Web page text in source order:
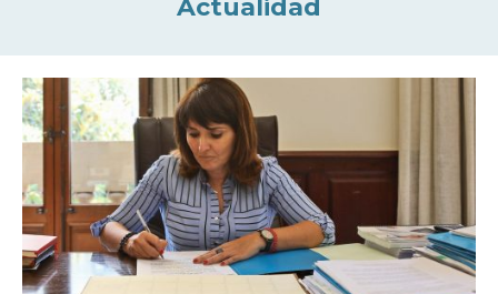
Actualidad